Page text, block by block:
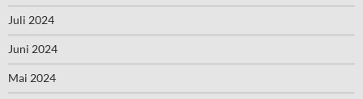
Juli 2024
Juni 2024
Mai 2024